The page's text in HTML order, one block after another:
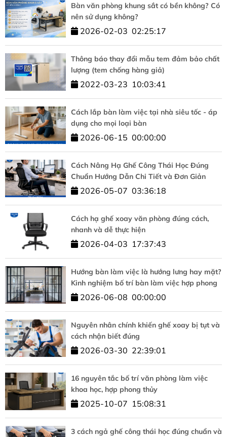
Bàn văn phòng khung sắt có bền không? Có
nên sử dụng không?
2026-02-03 02:25:17
Thông báo thay đổi mẫu tem đảm bảo chất
lượng (tem chống hàng giả)
2022-03-23 10:03:41
Cách lắp bàn làm việc tại nhà siêu tốc - áp
dụng cho mọi loại bàn
2026-06-15 00:00:00
Cách Nâng Hạ Ghế Công Thái Học Đúng
Chuẩn Hướng Dẫn Chi Tiết và Đơn Giản
2026-05-07 03:36:18
Cách hạ ghế xoay văn phòng đúng cách,
nhanh và dễ thực hiện
2026-04-03 17:37:43
Hướng bàn làm việc là hướng lưng hay mặt?
Kinh nghiệm bố trí bàn làm việc hợp phong
thủy2026-06-08 00:00:00
Nguyên nhân chính khiến ghế xoay bị tụt và
cách nhận biết đúng
2026-03-30 22:39:01
16 nguyên tắc bố trí văn phòng làm việc
khoa học, hợp phong thủy
2025-10-07 15:08:31
3 cách ngả ghế công thái học đúng chuẩn và